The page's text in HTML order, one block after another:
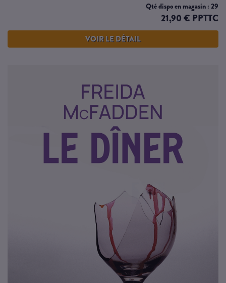
Qté dispo en magasin : 29
21,90 € PPTTC
VOIR LE DÉTAIL